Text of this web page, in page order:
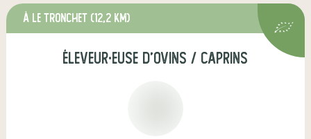
à Le Tronchet (12,2 km)
éleveur·euse d'ovins / caprins